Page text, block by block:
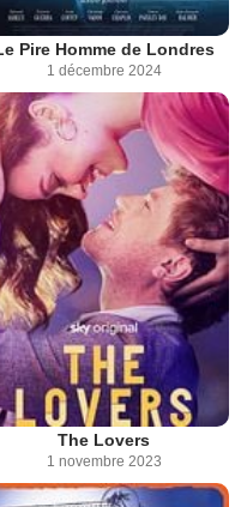
Pire Homme de Londres
1 décembre 2024
The Lovers
1 novembre 2023